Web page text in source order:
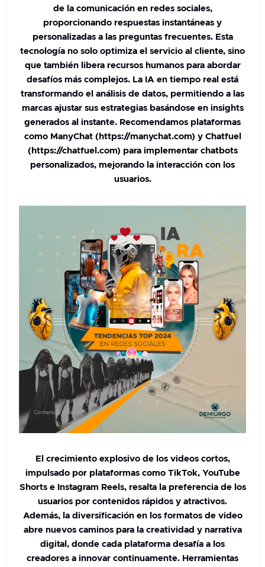
de la comunicación en redes sociales,
proporcionando respuestas instantáneas y
personalizadas a las preguntas frecuentes. Esta
tecnología no solo optimiza el servicio al cliente, sino
que también libera recursos humanos para abordar
desafíos más complejos. La IA en tiempo real está
transformando el análisis de datos, permitiendo a las
marcas ajustar sus estrategias basándose en insights
generados al instante. Recomendamos plataformas
como ManyChat (https://manychat.com) y Chatfuel
(https://chatfuel.com) para implementar chatbots
personalizados, mejorando la interacción con los
usuarios.
El crecimiento explosivo de los videos cortos,
impulsado por plataformas como TikTok, YouTube
Shorts e Instagram Reels, resalta la preferencia de los
usuarios por contenidos rápidos y atractivos.
Además, la diversificación en los formatos de video
abre nuevos caminos para la creatividad y narrativa
digital, donde cada plataforma desafía a los
creadores a innovar continuamente. Herramientas